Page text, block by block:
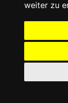
weiter zu